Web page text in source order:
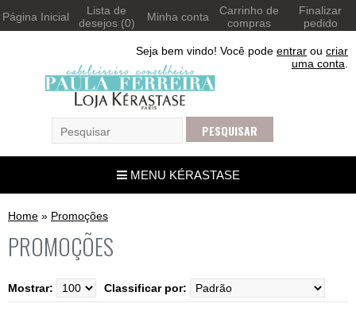
Página Inicial
Lista de
desejos (0)
Minha conta
Carrinho de
compras
Finalizar
pedido
Seja bem vindo! Você pode entrar ou criar
uma conta
MENU KÉRASTASE
Home » Promoções
PROMOÇÕES
Mostrar: Classificar por: